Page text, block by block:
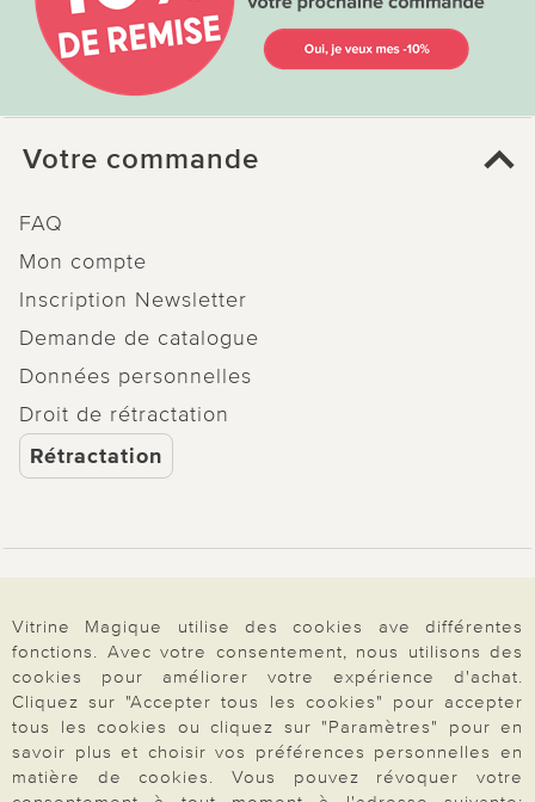
Votre commande
FAQ
Mon compte
Inscription Newsletter
Demande de catalogue
Données personnelles
Droit de rétractation
Rétractation
À propos de nous
Besoin d'aide?
Vitrine Magique utilise des cookies ave différentes
fonctions. Avec votre consentement, nous utilisons des
cookies pour améliorer votre expérience d'achat.
Cliquez sur "Accepter tous les cookies" pour accepter
tous les cookies ou cliquez sur "Paramètres" pour en
savoir plus et choisir vos préférences personnelles en
matière de cookies. Vous pouvez révoquer votre